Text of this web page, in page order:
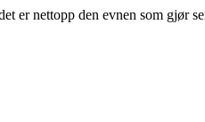
er nettopp den evnen som gjør